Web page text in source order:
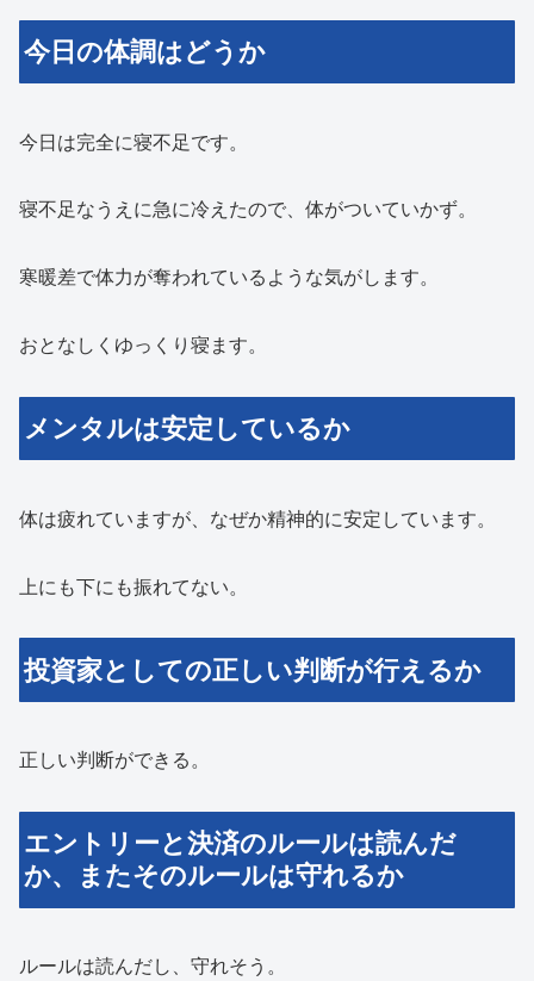
今日の体調はどうか
今日は完全に寝不足です。
寝不足なうえに急に冷えたので、体がついていかず。
寒暖差で体力が奪われているような気がします。
おとなしくゆっくり寝ます。
メンタルは安定しているか
体は疲れていますが、なぜか精神的に安定しています。
上にも下にも振れてない。
投資家としての正しい判断が行えるか
正しい判断ができる。
エントリーと決済のルールは読んだ
か、またそのルールは守れるか
ルールは読んだし、守れそう。